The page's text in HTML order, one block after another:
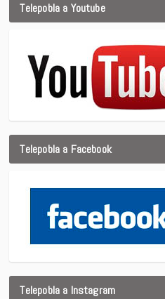
Telepobla a Youtube
Telepobla a Facebook
Telepobla a Instagram